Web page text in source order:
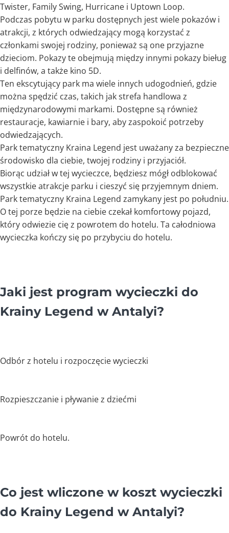
Twister, Family Swing, Hurricane i Uptown Loop.
Podczas pobytu w parku dostępnych jest wiele pokazów i
atrakcji, z których odwiedzający mogą korzystać z
członkami swojej rodziny, ponieważ są one przyjazne
dzieciom. Pokazy te obejmują między innymi pokazy bieług
i delfinów, a także kino 5D.
Ten ekscytujący park ma wiele innych udogodnień, gdzie
można spędzić czas, takich jak strefa handlowa z
międzynarodowymi markami. Dostępne są również
restauracje, kawiarnie i bary, aby zaspokoić potrzeby
odwiedzających.
Park tematyczny Kraina Legend jest uważany za bezpieczne
środowisko dla ciebie, twojej rodziny i przyjaciół.
Biorąc udział w tej wycieczce, będziesz mógł odblokować
wszystkie atrakcje parku i cieszyć się przyjemnym dniem.
Park tematyczny Kraina Legend zamykany jest po południu.
O tej porze będzie na ciebie czekał komfortowy pojazd,
który odwiezie cię z powrotem do hotelu. Ta całodniowa
wycieczka kończy się po przybyciu do hotelu.
Jaki jest program wycieczki do
Krainy Legend w Antalyi?
Odbór z hotelu i rozpoczęcie wycieczki
Rozpieszczanie i pływanie z dziećmi
Powrót do hotelu.
Co jest wliczone w koszt wycieczki
do Krainy Legend w Antalyi?